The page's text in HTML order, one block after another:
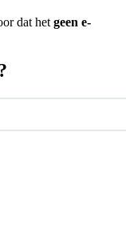
dat het geen e-